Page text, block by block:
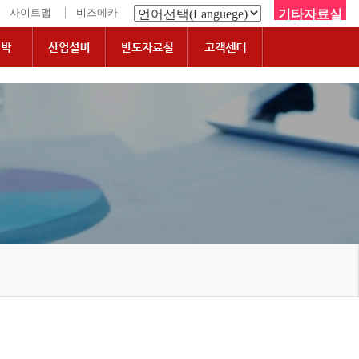
사이트맵 | 비즈메카 기타자료실